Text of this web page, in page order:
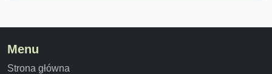
Menu
Strona główna